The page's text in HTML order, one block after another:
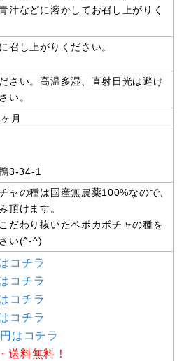
汁などに溶かしてお召し上がりく
召し上がりください。
さい。高温多湿、直射日光は避け
い。
月
3-34-1
ャの種は国産無農薬100%なので、
頂けます。
だわり抜いたペポカボチャの種を
い(^-^)
コチラ
コチラ
コチラ
コチラ
はコチラ
送料無料！